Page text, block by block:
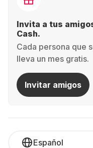
Invita a tus
Cash.
Cada persona que
lleva un mes gratis.
Invitar amigos
Español